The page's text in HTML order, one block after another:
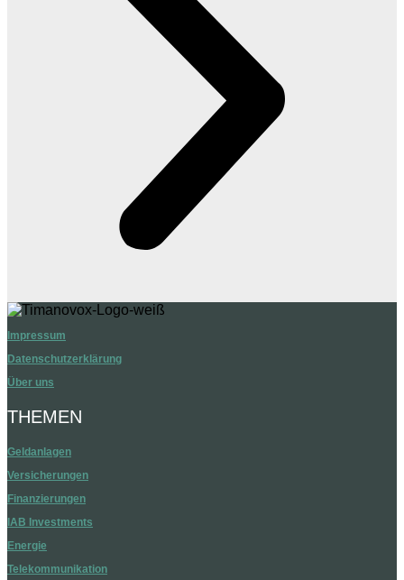
Impressum
Datenschutzerklärung
Über uns
THEMEN
Geldanlagen
Versicherungen
Finanzierungen
IAB Investments
Energie
Telekommunikation